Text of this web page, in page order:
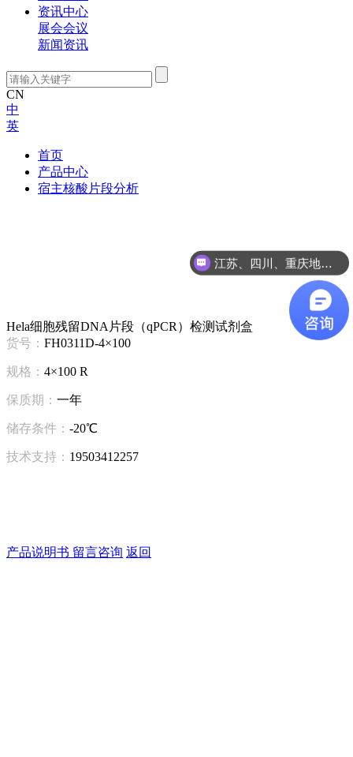
资讯中心
展会会议
新闻资讯
CN
中
英
首页
产品中心
宿主核酸片段分析
Hela细胞残留DNA片段（qPCR）检测试剂盒
货号： FH0311D-4×100
规格： 4×100 R
保质期： 一年
储存条件： -20℃
技术支持： 19503412257
产品说明书 留言咨询 返回